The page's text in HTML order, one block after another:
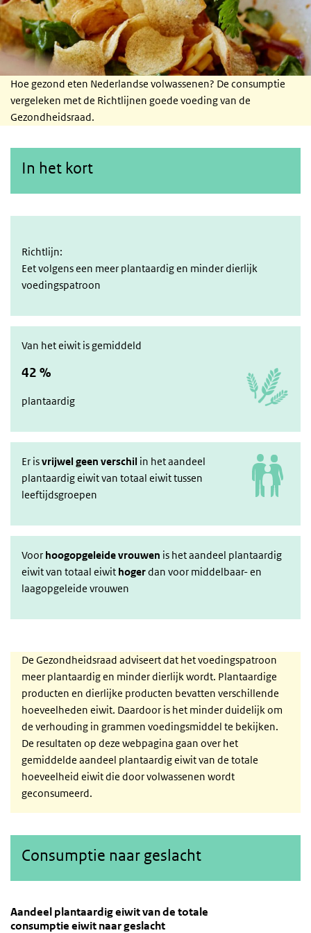
Hoe gezond eten Nederlandse volwassenen? De consumptie
vergeleken met de Richtlijnen goede voeding van de
Gezondheidsraad.
In het kort
Richtlijn:
Eet volgens een meer plantaardig en minder dierlijk
voedingspatroon
Van het eiwit is gemiddeld
42 %
plantaardig
Er isvrijwel geen verschil in het aandeel
plantaardig eiwit van totaal eiwit tussen
leeftijdsgroepen
Voor hoogopgeleide vrouwen is het aandeel plantaardig
eiwit van totaal eiwit hogerdan voor middelbaar- en
laagopgeleide vrouwen
De Gezondheidsraad adviseert dat het voedingspatroon
meer plantaardig en minder dierlijk wordt. Plantaardige
producten en dierlijke producten bevatten verschillende
hoeveelheden eiwit. Daardoor is het minder duidelijk om
de verhouding in grammen voedingsmiddel te bekijken.
De resultaten op deze webpagina gaan over het
gemiddelde aandeel plantaardig eiwit van de totale
hoeveelheid eiwit die door volwassenen wordt
geconsumeerd.
Consumptie naar geslacht
Geslacht-bijdrage
Sla de grafiek 'Aandeel plantaardig eiwit van de totale
Aandeel plantaardig eiwit van de totale
Staaf grafiek met 3 staven.
Aandeel plantaardig eiwit van de totale
consumptie eiwit naar geslacht